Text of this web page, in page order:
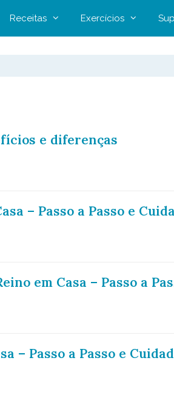
Receitas Exercícios
e diferenças
– Passo a Passo e
em Casa – Passo a
– Passo a Passo e